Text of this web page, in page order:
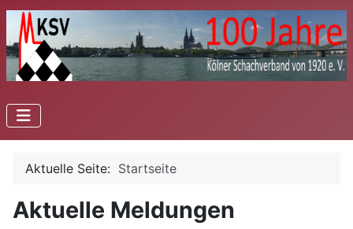
Aktuelle Seite: Startseite
Aktuelle Meldungen